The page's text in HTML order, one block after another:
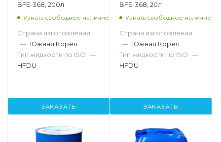
BFE-368, 200л
Узнать свободное наличие
Страна изготовления
— Южная Корея
Тип жидкости по ISO —
HFDU
ЗАКАЗАТЬ
BFE-368, 20л
Узнать свободное наличие
Страна изготовления
— Южная Корея
Тип жидкости по ISO —
HFDU
ЗАКАЗАТЬ